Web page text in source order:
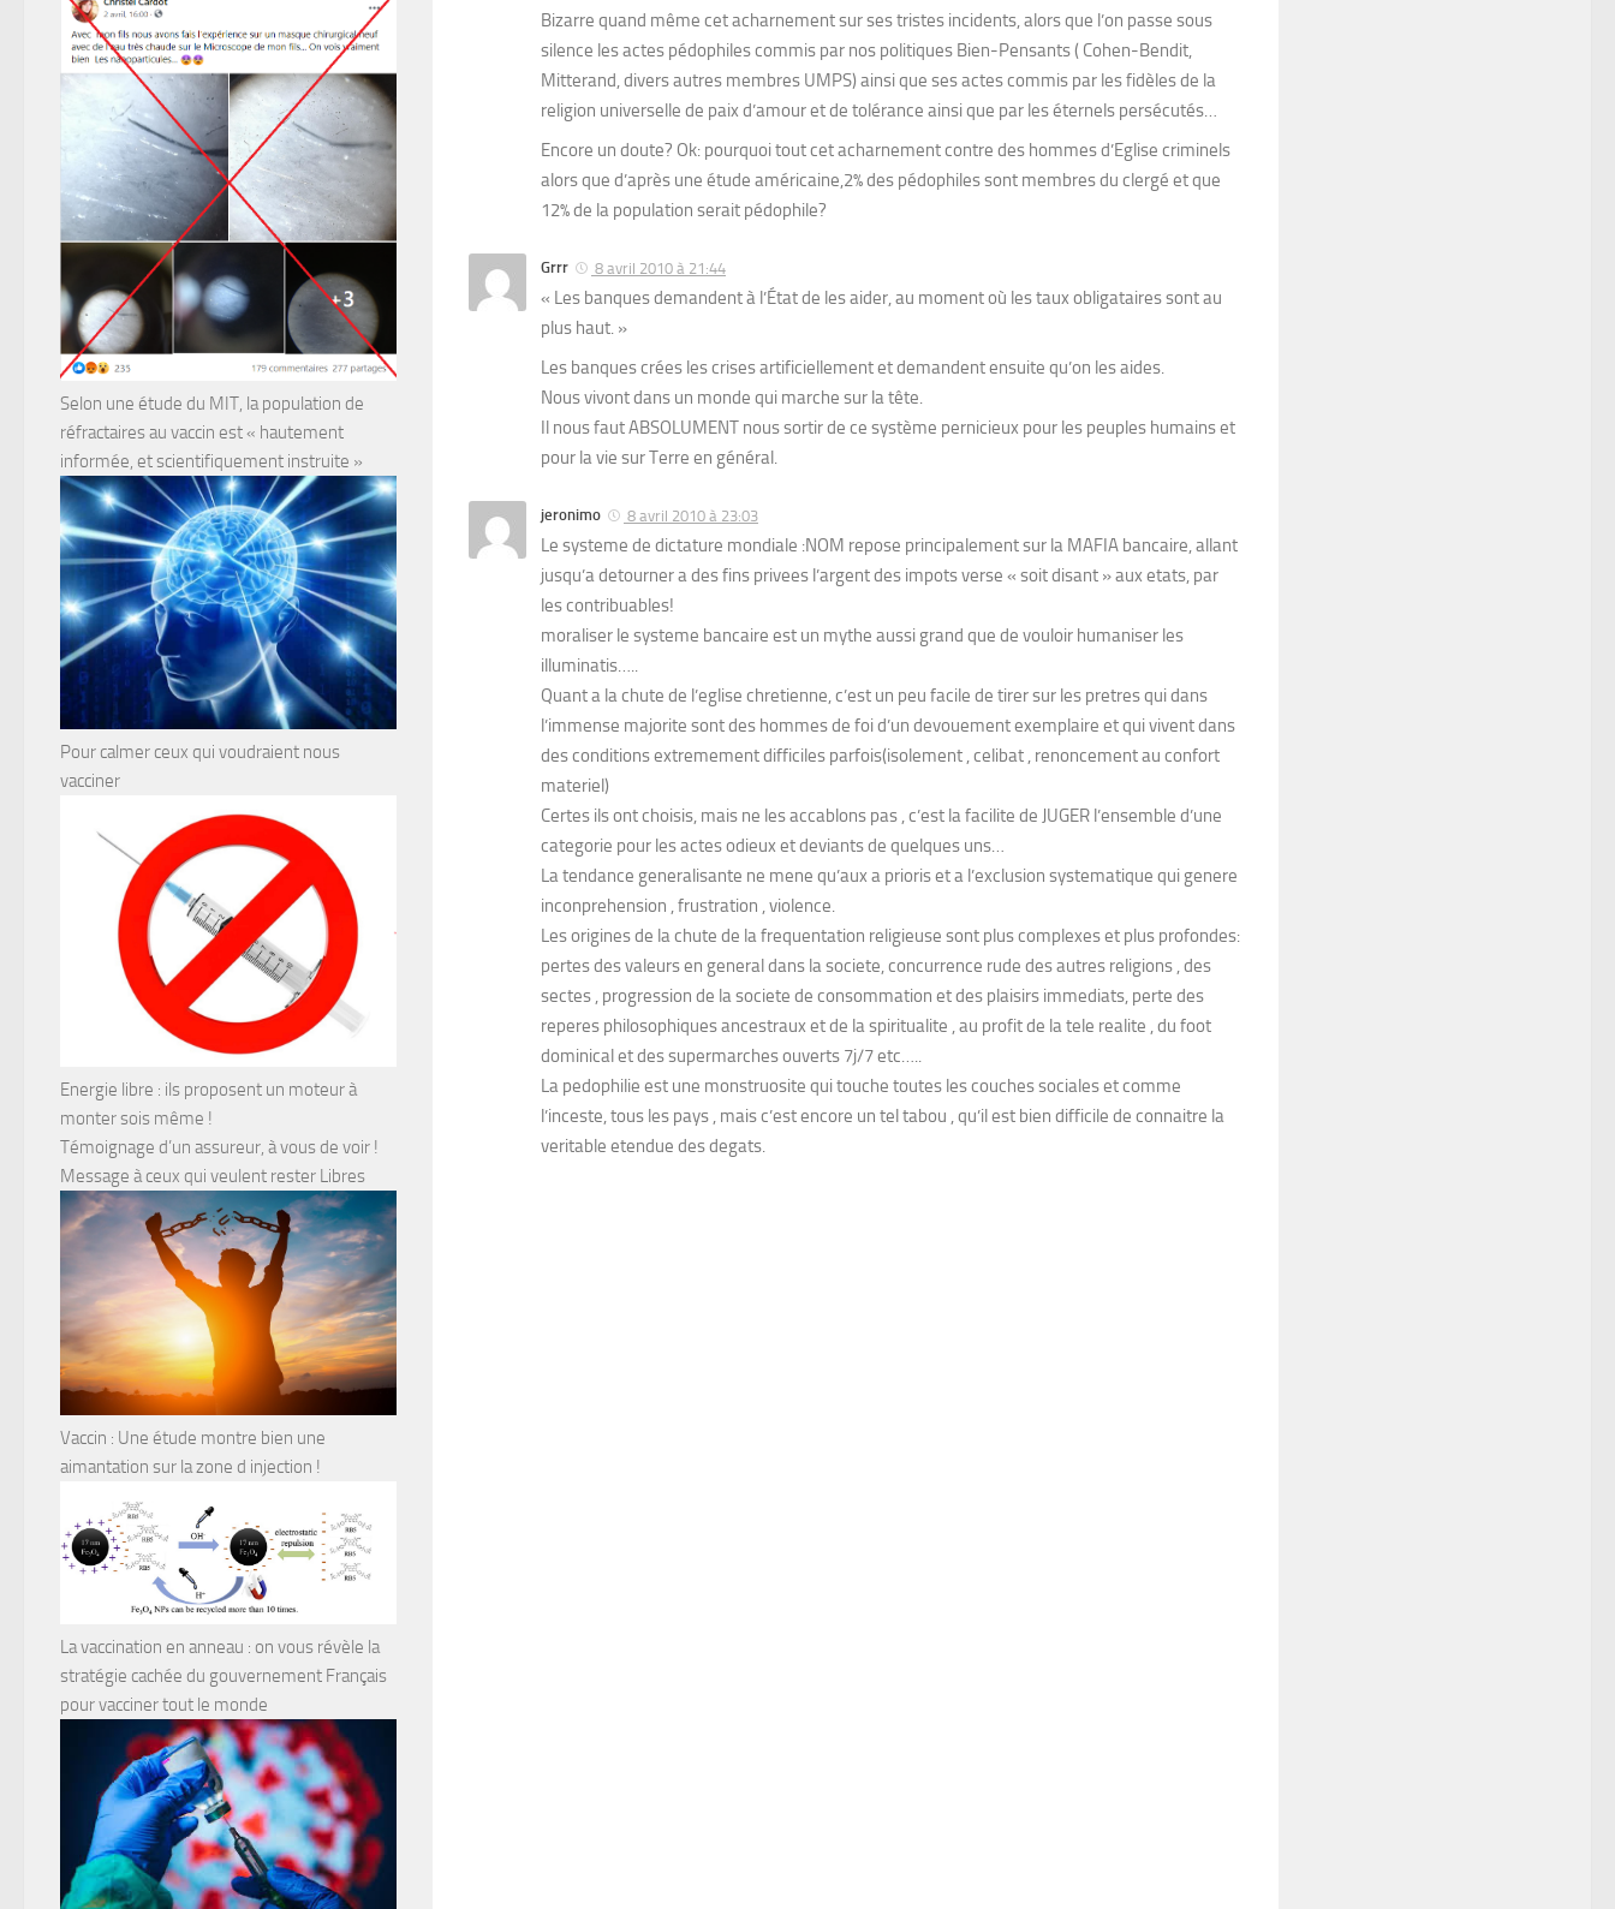
Bizarre quand même cet acharnement sur ses tristes incidents, alors que l’on passe sous
silence les actes pédophiles commis par nos politiques Bien-Pensants ( Cohen-Bendit,
Mitterand, divers autres membres UMPS) ainsi que ses actes commis par les fidèles de la
religion universelle de paix d’amour et de tolérance ainsi que par les éternels persécutés…
Encore un doute? Ok: pourquoi tout cet acharnement contre des hommes d’Eglise criminels
alors que d’après une étude américaine,2% des pédophiles sont membres du clergé et que
12% de la population serait pédophile?
Grrr 8 avril 2010 à 21:44
« Les banques demandent à l’État de les aider, au moment où les taux obligataires sont au
plus haut. »
Les banques crées les crises artificiellement et demandent ensuite qu’on les aides.
Nous vivont dans un monde qui marche sur la tête.
Il nous faut ABSOLUMENT nous sortir de ce système pernicieux pour les peuples humains et
pour la vie sur Terre en général.
jeronimo 8 avril 2010 à 23:03
Le systeme de dictature mondiale :NOM repose principalement sur la MAFIA bancaire, allant
jusqu’a detourner a des fins privees l’argent des impots verse « soit disant » aux etats, par
les contribuables!
moraliser le systeme bancaire est un mythe aussi grand que de vouloir humaniser les
illuminatis…..
Quant a la chute de l’eglise chretienne, c’est un peu facile de tirer sur les pretres qui dans
l’immense majorite sont des hommes de foi d’un devouement exemplaire et qui vivent dans
des conditions extremement difficiles parfois(isolement , celibat , renoncement au confort
materiel)
Certes ils ont choisis, mais ne les accablons pas , c’est la facilite de JUGER l’ensemble d’une
categorie pour les actes odieux et deviants de quelques uns…
La tendance generalisante ne mene qu’aux a prioris et a l’exclusion systematique qui genere
inconprehension , frustration , violence.
Les origines de la chute de la frequentation religieuse sont plus complexes et plus profondes:
pertes des valeurs en general dans la societe, concurrence rude des autres religions , des
sectes , progression de la societe de consommation et des plaisirs immediats, perte des
reperes philosophiques ancestraux et de la spiritualite , au profit de la tele realite , du foot
dominical et des supermarches ouverts 7j/7 etc…..
La pedophilie est une monstruosite qui touche toutes les couches sociales et comme
l’inceste, tous les pays , mais c’est encore un tel tabou , qu’il est bien difficile de connaitre la
veritable etendue des degats.
Selon une étude du MIT, la population de
réfractaires au vaccin est « hautement
informée, et scientifiquement instruite »
Pour calmer ceux qui voudraient nous
vacciner
Energie libre : ils proposent un moteur à
monter sois même !
Témoignage d’un assureur, à vous de voir !
Message à ceux qui veulent rester Libres
Vaccin : Une étude montre bien une
aimantation sur la zone d injection !
La vaccination en anneau : on vous révèle la
stratégie cachée du gouvernement Français
pour vacciner tout le monde